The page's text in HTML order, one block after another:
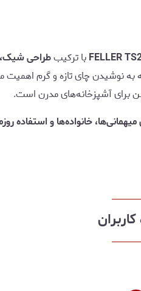
FELLERبا ترکیبطراحی
نوشیدن چای تازه و گرم
برای آشپزخانه‌های مدرن است.
خانواده‌ها و استفاده